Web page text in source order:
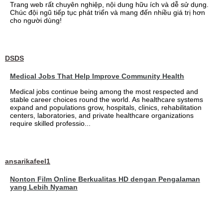
Trang web rất chuyên nghiệp, nội dung hữu ích và dễ sử dụng.
Chúc đội ngũ tiếp tục phát triển và mang đến nhiều giá trị hơn
cho người dùng!
DSDS
Medical Jobs That Help Improve Community Health
Medical jobs continue being among the most respected and
stable career choices round the world. As healthcare systems
expand and populations grow, hospitals, clinics, rehabilitation
centers, laboratories, and private healthcare organizations
require skilled professio...
ansarikafeel1
Nonton Film Online Berkualitas HD dengan Pengalaman
yang Lebih Nyaman